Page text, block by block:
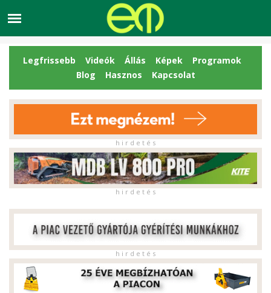
Legfrissebb Videók Állás Képek
Programok
Blog
Hasznos Kapcsolat
h i r d e t é s
h i r d e t é s
h i r d e t é s